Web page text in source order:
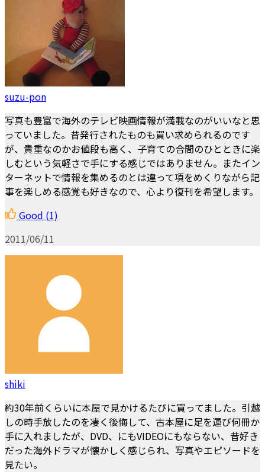
suzu-pon
写真も豊富で海外のテレビ映画情報が満載なのがいいなと思
っていました。昔発行されたものも買い求められるのです
が、貴重なのかお値段も高く、子育ての合間のひとときに楽
しむという気軽さで手にする感じではありません。またイン
ターネットで情報を集めるのとは違って項をめくりながら記
事を楽しめる感覚も好きなので、心より復刊を希望します。
Good (1)
2011/06/11
shiki
約30年前くらいに本屋で見かけるたびに買ってました。引越
しの時手放したのを凄く後悔して、古本屋に足を運び何冊か
手に入れましたが、DVD、にもVIDEOにもならない、昔好き
だった海外ドラマが懐かしく感じられ、写真やエピソードを
見たい。